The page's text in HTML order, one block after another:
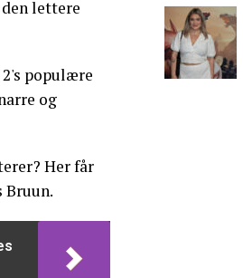
lettere
populære
og
Her får
Bruun.